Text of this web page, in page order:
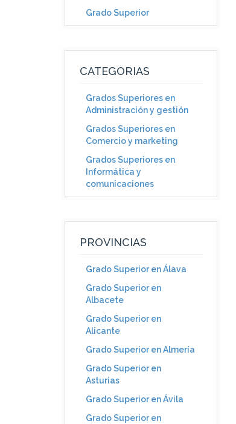
Grado Superior
CATEGORIAS
Grados Superiores en
Administración y gestión
Grados Superiores en
Comercio y marketing
Grados Superiores en
Informática y
comunicaciones
PROVINCIAS
Grado Superior en Álava
Grado Superior en
Albacete
Grado Superior en
Alicante
Grado Superior en Almería
Grado Superior en
Asturias
Grado Superior en Ávila
Grado Superior en